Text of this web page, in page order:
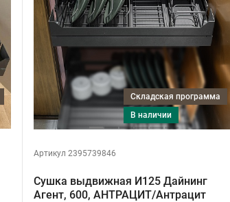
Складская программа
в наличии
Артикул 2395739846
Сушка выдвижная И125 Дайнинг
Агент, 600, АНТРАЦИТ/Антрацит